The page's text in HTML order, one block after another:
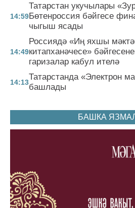
14:59
Татарстан укучылары
Бөтенроссия бәйгесе
чыгыш ясады
14:49
Россиядә «Иң яхшы
китапханәчесе»
гаризалар кабул ителә
14:13
Татарстанда «Электрон
башлады
БАШКА